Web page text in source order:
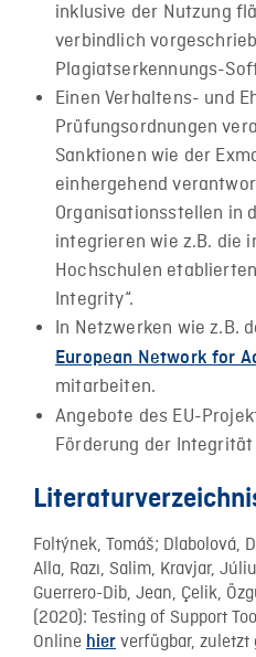
inklusive der Nutzung
verbindlich
Plagiatserkennungs-
Einen Verhaltens- und
Prüfungsordnungen
Sanktionen wie der
einhergehend
Organisationsstellen in
integrieren wie z.B. die
Hochschulen
Integrity“.
In Netzwerken wie z.B.
European Network for
mitarbeiten.
Angebote des EU-
Förderung der
Foltýnek, Tomáš; Dlabolová,
Alla, Razı, Salim, Kravjar,
Guerrero-Dib, Jean, Çelik,
(2020): Testing of Support
Online hier verfügbar,